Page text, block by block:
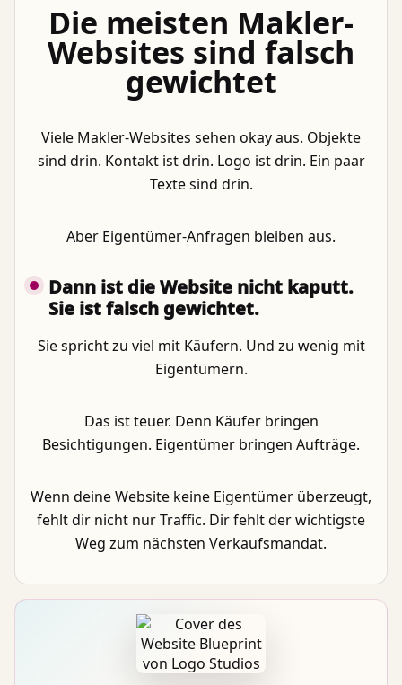
Die meisten Makler-
Websites sind falsch
gewichtet
Viele Makler-Websites sehen okay aus. Objekte
sind drin. Kontakt ist drin. Logo ist drin. Ein paar
Texte sind drin.
Aber Eigentümer-Anfragen bleiben aus.
Dann ist die Website nicht kaputt.
Sie ist falsch gewichtet.
Sie spricht zu viel mit Käufern. Und zu wenig mit
Eigentümern.
Das ist teuer. Denn Käufer bringen
Besichtigungen. Eigentümer bringen Aufträge.
Wenn deine Website keine Eigentümer überzeugt,
fehlt dir nicht nur Traffic. Dir fehlt der wichtigste
Weg zum nächsten Verkaufsmandat.